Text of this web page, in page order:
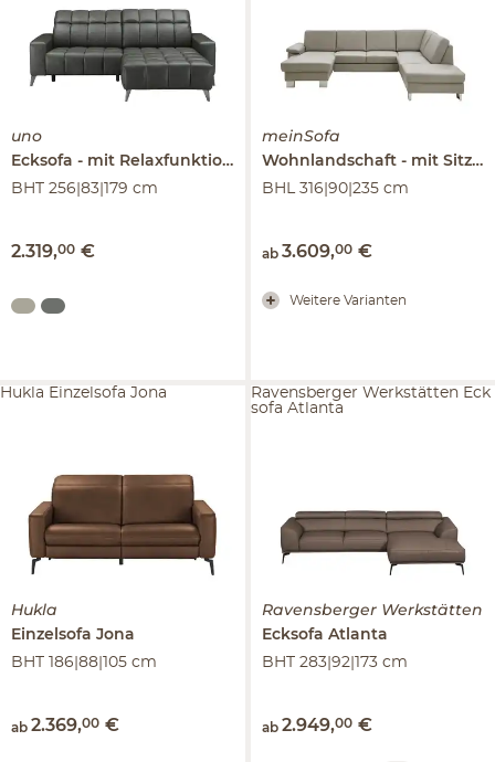
uno
Ecksofa mit Relaxfunktion
Luzern
BHT 256|83|179 cm
2.319,00 €
meinSofa
Wohnlandschaft
mit Sitz- und Rückenbezug aus Echtleder
BHL 316|90|235 cm
ab 3.609,00 €
Weitere Varianten
Hukla
Einzelsofa Jona
BHT 186|88|105 cm
ab 2.369,00 €
Hukla Einzelsofa Jona
Ravensberger Werkstätten
Ecksofa Atlanta
BHT 283|92|173 cm
ab 2.949,00 €
Ravensberger Werkstätten Eck
sofa Atlanta